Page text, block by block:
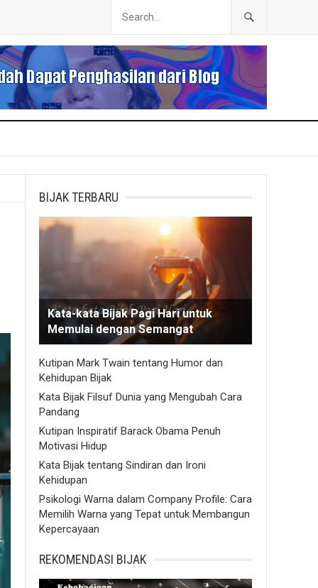
BIJAK TERBARU
Kata-kata Bijak Pagi Hari untuk
Memulai dengan Semangat
Kutipan Mark Twain tentang Humor dan
Kehidupan Bijak
Kata Bijak Filsuf Dunia yang Mengubah Cara
Pandang
Kutipan Inspiratif Barack Obama Penuh
Motivasi Hidup
Kata Bijak tentang Sindiran dan Ironi
Kehidupan
Psikologi Warna dalam Company Profile: Cara
Memilih Warna yang Tepat untuk Membangun
Kepercayaan
REKOMENDASI BIJAK